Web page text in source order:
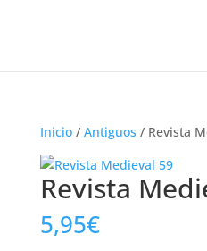
Inicio/ Antiguos / Revista
Revista
5,95€